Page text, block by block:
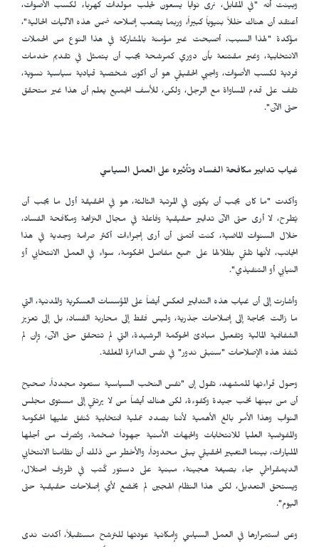
وبينت أنه "في المقابل، نرى نواباً يسعون لجلب مولدات كهرباء لكسب الأصوات،
أعتقد أن هناك خللاً بنيوياً كبيراً، وربما يصعب إصلاحه ضمن هذه الآليات الحالية"،
مؤكدة "لهذا السبب، أصبحت غير مؤمنة بالمشاركة في هذا النوع من الحملات
الانتخابية، وغير مقتنعة بأن دوري كمرشحة يجب أن يتمثل في تقديم خدمات
فردية لكسب الأصوات، واجبي الحقيقي هو أن أكون شخصية قيادية سياسية نسوية،
تقف على قدم المساواة مع الرجل، ولكن، للأسف الجميع يعلم أن هذا غير متحقق
حتى الآن".
غياب تدابير مكافحة الفساد وتأثيره على العمل السياسي
وأكدت "ما كان يجب أن يكون في المرتبة الثالثة، هو في الحقيقة أول ما يجب أن
يُطرح، لا أرى حتى الآن تدابير حقيقية وفاعلة في مجال النزاهة ومكافحة الفساد،
خلال السنوات الماضية، كنت أتمنى أن أرى إجراءات أكثر صرامة وجدية في هذا
الجانب، لأنها تلقي بظلالها على جميع مفاصل الحكومة، سواء في العمل الانتخابي أو
النيابي أو التنفيذي".
وأشارت إلى أن غياب هذه التدابير انعكس أيضاً على المؤسسات العسكرية والمدنية، التي
ما زالت بحاجة إلى إصلاحات جذرية، وليس فقط إلى محاربة الفساد، بل إلى تعزيز
الشفافية المالية وتفعيل مبادئ الحوكمة الرشيدة، التي لم تتحقق حتى الآن، وإن لم
تُنفذ هذه الإصلاحات "سنبقى ندور" في نفس الدائرة المغلقة.
وحول قراءتها للمشهد، تقول إن "نفس النخب السياسية ستعود مجدداً، صحيح
أن من بينها نخب جيدة وكفوءة، لكن هناك أيضاً من لا يرتقي إلى مستوى مجلس
النواب وهذا الأمر بالغ الأهمية لأننا بصدد عملية انتخابية تُنفق عليها الحكومة
والمفوضية العليا للانتخابات والجهات الأمنية جهوداً ضخمة، وتُصرف من أجلها
المليارات، بينما التغيير الحقيقي يبقى محدوداً، والأخطر من ذلك أن نظامنا الانتخابي
الديمقراطي جاء بصيغة هجينة، مبنية على دستور كُتب في ظروف احتلال،
ويستحق التعديل، لكن هذا النظام الهجين لم يخضع لأي إصلاحات حقيقية حتى
اليوم".
وعن استمرارها في العمل السياسي وإمكانية عودتها للترشح مستقبلاً، أكدت ندى